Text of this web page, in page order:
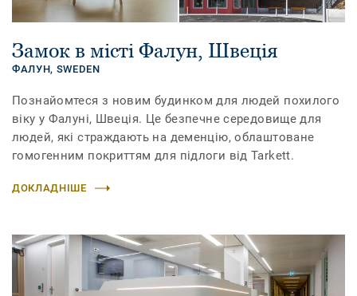
Замок в місті Фалун, Швеція
ФАЛУН, SWEDEN
Познайомтеся з новим будинком для людей похилого
віку у Фалуні, Швеція. Це безпечне середовище для
людей, які страждають на деменцію, облаштоване
гомогенним покриттям для підлоги від Tarkett.
ДОКЛАДНІШЕ